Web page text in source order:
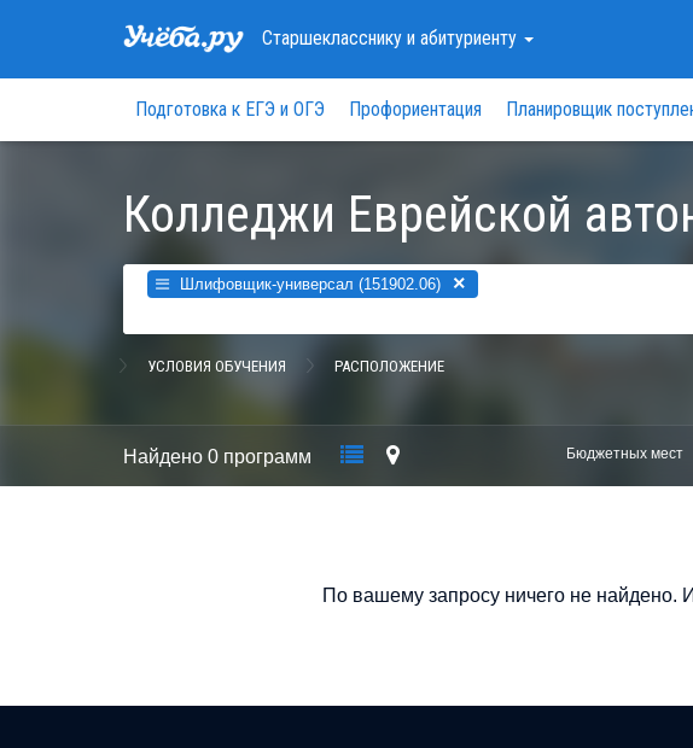
Старшеклассникуи абитуриенту
Подготовка к ЕГЭ и ОГЭ Профориентация Планировщик
Колледжи Еврейской
Шлифовщик-универсал (151902.06) ×
УСЛОВИЯ ОБУЧЕНИЯ РАСПОЛОЖЕНИЕ
Найдено 0 программ Бюджетных мест
По вашему запросу ничего не найдено.